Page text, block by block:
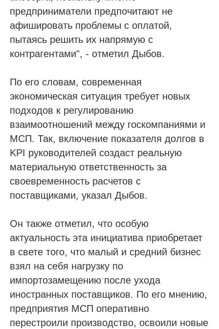
предприниматели предпочитают не
афишировать проблемы с оплатой,
пытаясь решить их напрямую с
контрагентами", - отметил Дыбов.
По его словам, современная
экономическая ситуация требует новых
подходов к регулированию
взаимоотношений между госкомпаниями и
МСП. Так, включение показателя долгов в
KPI руководителей создаст реальную
материальную ответственность за
своевременность расчетов с
поставщиками, указал Дыбов.
Он также отметил, что особую
актуальность эта инициатива приобретает
в свете того, что малый и средний бизнес
взял на себя нагрузку по
импортозамещению после ухода
иностранных поставщиков. По его мнению,
предприятия МСП оперативно
перестроили производство, освоили новые
Напишите нам в мессенджер
Услуги
sro@sro-nostroy-nopriz.ru
Проспект Обуховской обороны, д.271, лит.
8-800-350-88-67
@sro_nostroy_nopriz1